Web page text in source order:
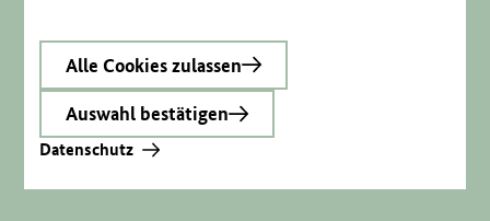
Alle Cookies zulassen
Auswahl bestätigen
Datenschutz